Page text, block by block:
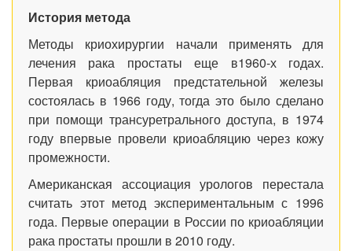
История метода
Методы криохирургии начали применять для
лечения рака простаты еще в1960-х годах.
Первая криоабляция предстательной железы
состоялась в 1966 году, тогда это было сделано
при помощи трансуретрального доступа, в 1974
году впервые провели криоабляцию через кожу
промежности.
Американская ассоциация урологов перестала
считать этот метод экспериментальным с 1996
года. Первые операции в России по криоабляции
рака простаты прошли в 2010 году.